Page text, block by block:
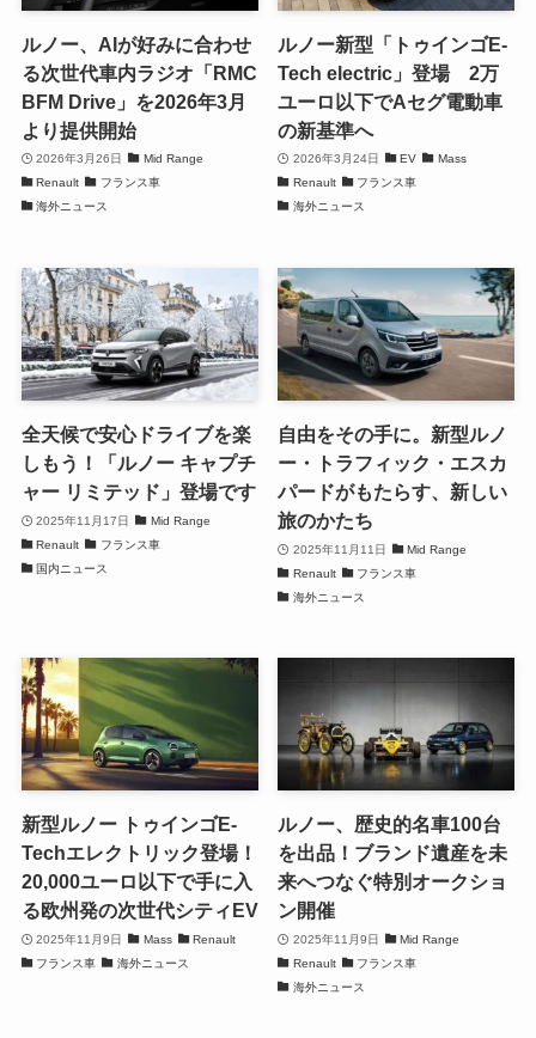
ルノー、AIが好みに合わせ
る次世代車内ラジオ「RMC
BFM Drive」を2026年3月
より提供開始
2026年3月26日
Mid Range
Renault
フランス車
海外ニュース
ルノー新型「トゥインゴE-
Tech electric」登場 2万
ユーロ以下でAセグ電動車
の新基準へ
2026年3月24日 EV
Mass
Renault
フランス車
海外ニュース
全天候で安心ドライブを楽
しもう！「ルノー キャプチ
ャー リミテッド」登場です
2025年11月17日
Mid Range
Renault
フランス車
国内ニュース
自由をその手に。新型ルノ
ー・トラフィック・エスカ
パードがもたらす、新しい
旅のかたち
2025年11月11日
Mid Range
Renault
フランス車
海外ニュース
新型ルノー トゥインゴE-
Techエレクトリック登場！
20,000ユーロ以下で手に入
る欧州発の次世代シティEV
2025年11月9日 Mass
Renault
フランス車
海外ニュース
ルノー、歴史的名車100台
を出品！ブランド遺産を未
来へつなぐ特別オークショ
ン開催
2025年11月9日
Mid Range
Renault
フランス車
海外ニュース